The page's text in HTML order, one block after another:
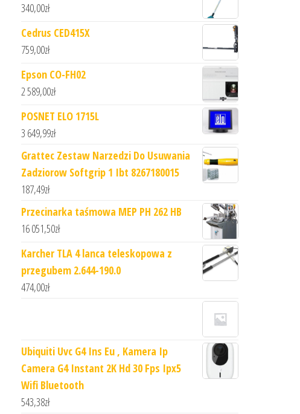
340,00zł
Cedrus CED415X
759,00zł
Epson CO-FH02
2 589,00zł
POSNET ELO 1715L
3 649,99zł
Grattec Zestaw Narzedzi Do Usuwania
Zadziorow Softgrip 1 Ibt 8267180015
187,49zł
Przecinarka taśmowa MEP PH 262 HB
16 051,50zł
Karcher TLA 4 lanca teleskopowa z
przegubem 2.644-190.0
474,00zł
Ubiquiti Uvc G4 Ins Eu , Kamera Ip
Camera G4 Instant 2K Hd 30 Fps Ipx5
Wifi Bluetooth
543,38zł